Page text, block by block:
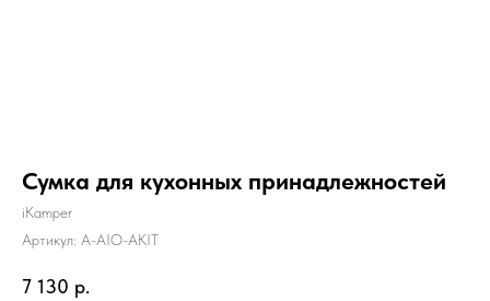
Сумка для кухонных принадлежностей
iKamper
Артикул: A-AIO-AKIT
7 130 р.